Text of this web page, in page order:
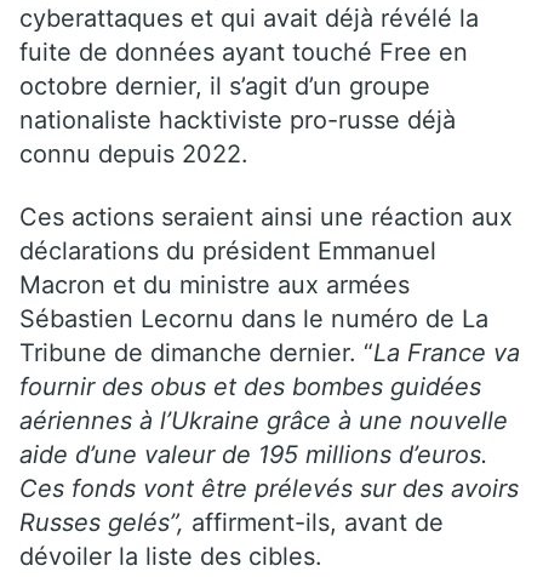
cyberattaques et qui avait déjà révélé la
fuite de données ayant touché Free en
octobre dernier, il s’agit d’un groupe
nationaliste hacktiviste pro-russe déjà
connu depuis 2022.
Ces actions seraient ainsi une réaction aux
déclarations du président Emmanuel
Macron et du ministre aux armées
Sébastien Lecornu dans le numéro de La
Tribune de dimanche dernier. “La France va
fournir des obus et des bombes guidées
aériennes à l’Ukraine grâce à une nouvelle
aide d’une valeur de 195 millions d’euros.
Ces fonds vont être prélevés sur des avoirs
Russes gelés”, affirment-ils, avant de
dévoiler la liste des cibles.